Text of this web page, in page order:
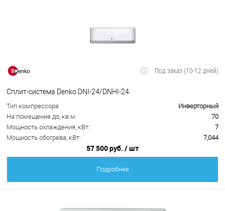
Под заказ (10-12 дней)
Сплит-система Denko DNI-24/DNHI-24
Тип компрессора
Инверторный
На помещение до, кв.м
70
Мощность охлаждения, кВт:
7
Мощность обогрева, кВт:
7,044
57 500 руб. / шт
Подробнее